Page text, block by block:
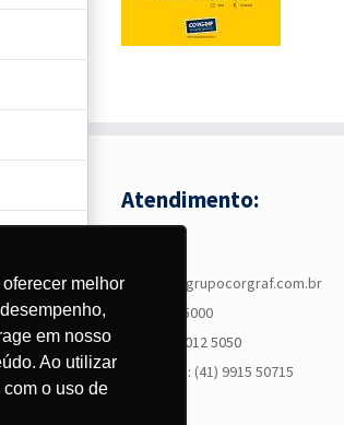
melhor
em nosso
Ao utilizar
o uso de
WhatsApp
Atendimento:
contato@grupocorgraf.com.br
(41) 3012 5000
Fax: (41) 3012 5050
WhatsApp: (41) 9915 50715